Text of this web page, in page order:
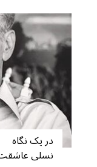
در یک نگاه
نسلی عاشقت